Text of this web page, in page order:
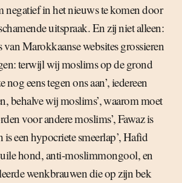
negatief in het nieuws te komen door
uitspraak. En zij niet alleen:
van Marokkaanse websites grossieren
terwijl wij moslims op de grond
eens tegen ons aan’, iedereen
behalve wij moslims’, waarom moet
voor andere moslims’, Fawaz is
is een hypocriete smeerlap’, Hafid
hond, anti-moslimmongool, en
wenkbrauwen die op zijn bek